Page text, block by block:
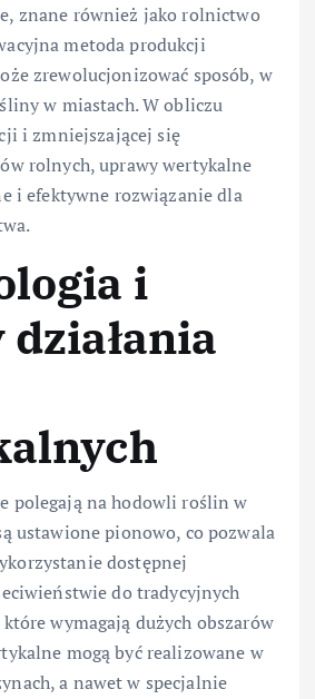
znane również jako rolnictwo
metoda produkcji
zrewolucjonizować sposób, w
w miastach. W obliczu
i zmniejszającej się
rolnych, uprawy wertykalne
i efektywne rozwiązanie dla
i
działania
polegają na hodowli roślin w
ustawione pionowo, co pozwala
dostępnej
do tradycyjnych
wymagają dużych obszarów
mogą być realizowane w
a nawet w specjalnie